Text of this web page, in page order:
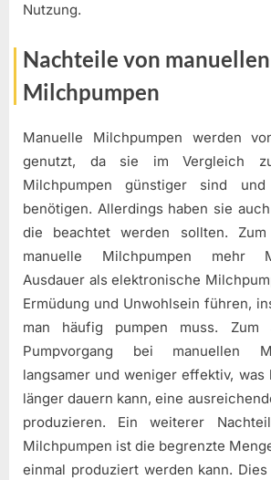
Nutzung.
Nachteile von manuellen
Milchpumpen
Manuelle Milchpumpen werden
genutzt, da sie im Vergleich zu
Milchpumpen günstiger sind
benötigen. Allerdings haben sie
die beachtet werden sollten.
manuelle Milchpumpen mehr
Ausdauer als elektronische
Ermüdung und Unwohlsein führen,
man häufig pumpen muss.
Pumpvorgang bei manuellen
langsamer und weniger effektiv, was
länger dauern kann, eine
produzieren. Ein weiterer
Milchpumpen ist die begrenzte
einmal produziert werden kann.